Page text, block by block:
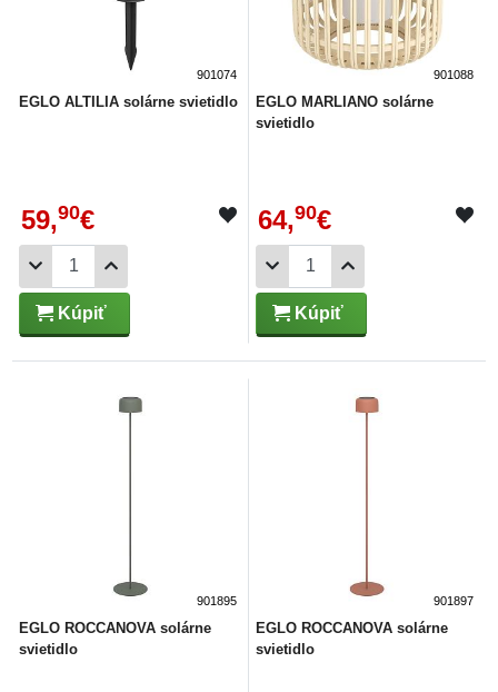
901074
EGLO ALTILIA solárne svietidlo
59,90€
Kúpiť
901088
EGLO MARLIANO solárne
svietidlo
64,90€
Kúpiť
901895
EGLO ROCCANOVA solárne
svietidlo
901897
EGLO ROCCANOVA solárne
svietidlo